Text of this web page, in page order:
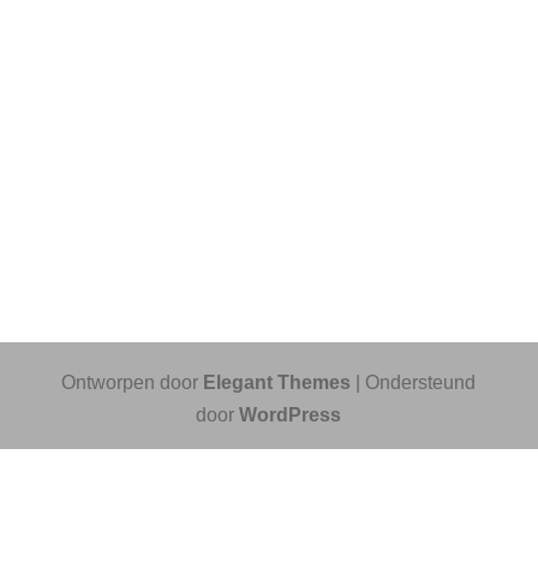
Ontworpen door Elegant Themes | Ondersteund
doorWordPress